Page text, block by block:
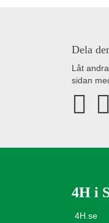
Dela
Låt
sidan
4H i
4H.se